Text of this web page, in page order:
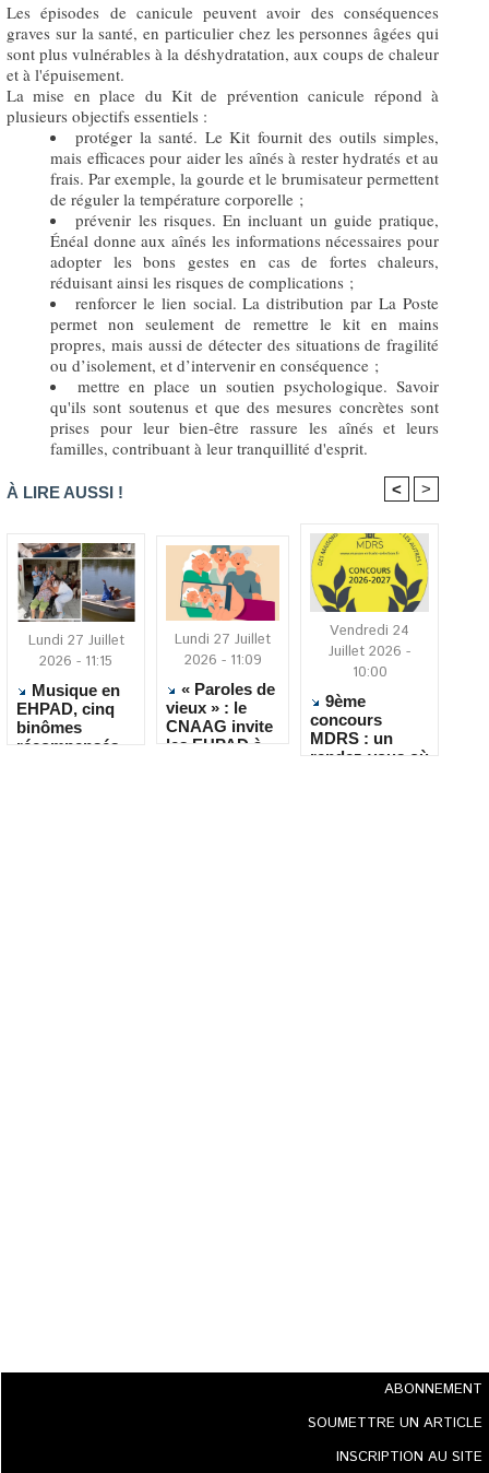
Les épisodes de canicule peuvent avoir des conséquences
graves sur la santé, en particulier chez les personnes âgées qui
sont plus vulnérables à la déshydratation, aux coups de chaleur
et à l'épuisement.
La mise en place du Kit de prévention canicule répond à
plusieurs objectifs essentiels :
protéger la santé. Le Kit fournit des outils simples,
mais efficaces pour aider les aînés à rester hydratés et au
frais. Par exemple, la gourde et le brumisateur permettent
de réguler la température corporelle ;
prévenir les risques. En incluant un guide pratique,
Énéal donne aux aînés les informations nécessaires pour
adopter les bons gestes en cas de fortes chaleurs,
réduisant ainsi les risques de complications ;
renforcer le lien social. La distribution par La Poste
permet non seulement de remettre le kit en mains
propres, mais aussi de détecter des situations de fragilité
ou d’isolement, et d’intervenir en conséquence ;
mettre en place un soutien psychologique. Savoir
qu'ils sont soutenus et que des mesures concrètes sont
prises pour leur bien-être rassure les aînés et leurs
familles, contribuant à leur tranquillité d'esprit.
À LIRE AUSSI ! < >
Lundi 27 Juillet
2026 - 11:15
Musique en
EHPAD, cinq
binômes
récompensés
Lundi 27 Juillet
2026 - 11:09
« Paroles de
vieux » : le
CNAAG invite
les EHPAD à
Vendredi 24
Juillet 2026 -
10:00
9ème
concours
MDRS : un
rendez-vous où
ABONNEMENT
SOUMETTRE UN ARTICLE
INSCRIPTION AU SITE